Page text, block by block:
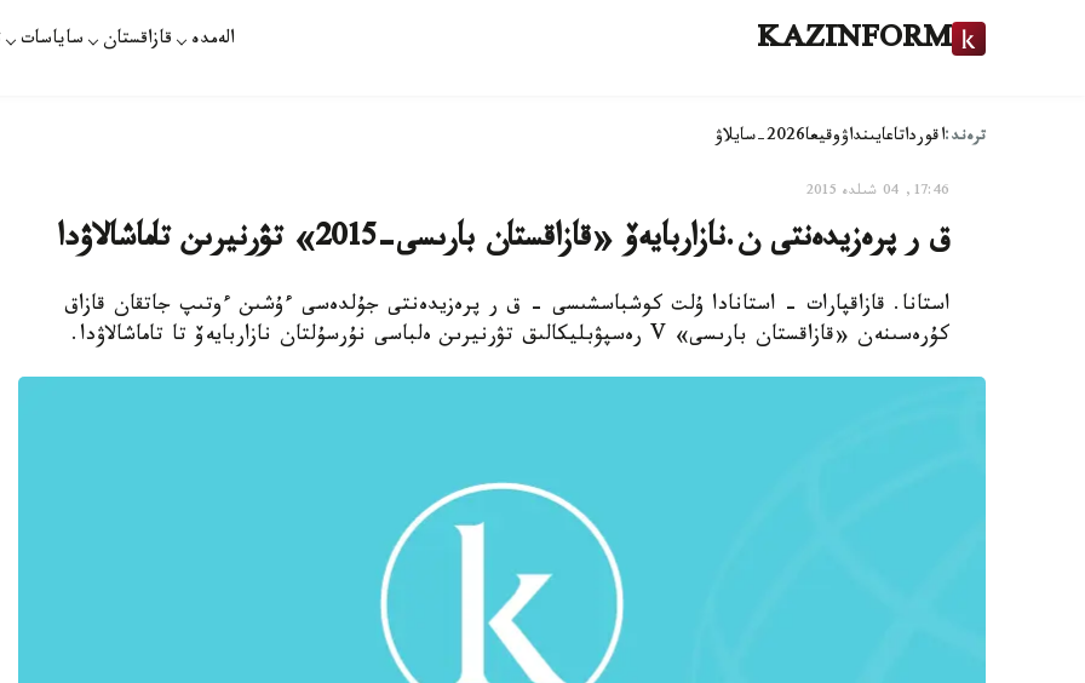
KAZINFORM الەمدە قازاقستان ساياسات
ترەند:اقورداتاعايىنداۋوقيعا2026-سايلاۋ
17:46, 04 شىلدە 2015
ق ر پرەزيدەنتى ن.نازاربايەۆ «قازاقستان بارىسى-2015» تۋرنيرىن تاماشالاۋدا
استانا. قازاقپارات - استانادا ۇلت كوشباسشىسى - ق ر پرەزيدەنتى جۇلدەسى ءۇشىن ءوتىپ جاتقان قازاق
كۇرەسىنەن «قازاقستان بارىسى» V رەسپۋبليكالىق تۋرنيرىن ەلباسى نۇرسۇلتان نازاربايەۆ تا تاماشالاۋدا.